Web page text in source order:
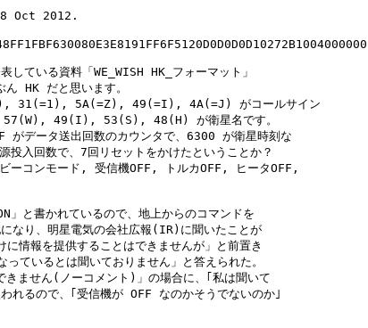
Oct 2012.
ている資料「WE_WISH HK_フォーマット」
HK だと思います。
31(=1), 5A(=Z), 49(=I), 4A(=J) がコールサイン
49(I), 53(S), 48(H) が衛星名です。
データ送出回数のカウンタで、6300 が衛星時刻な
入回数で、7回リセットをかけたということか？
ーコンモード, 受信機OFF, トルカOFF, ヒータOFF,
」と書かれているので、地上からのコマンドを
なり、明星電気の会社広報(IR)に聞いたことが
情報を提供することはできませんが」と前置き
ているとは聞いておりません」と答えられた。
ません(ノーコメント)」の場合に、｢私は聞いて
れるので、｢受信機が OFF なのかそうでないのか｣